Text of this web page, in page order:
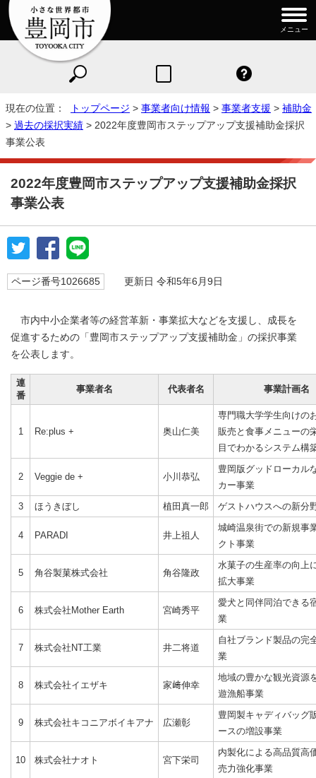
メニュー
現在の位置： トップページ > 事業者向け情報 > 事業者支援 > 補助金
> 過去の採択実績 > 2022年度豊岡市ステップアップ支援補助金採択
事業公表
2022年度豊岡市ステップアップ支援補助金採択
事業公表
ページ番号1026685 更新日 令和5年6月9日
市内中小企業者等の経営革新・事業拡大などを支援し、成長を
促進するための「豊岡市ステップアップ支援補助金」の採択事業
を公表します。
連
番
事業者名 代表者名 事業計画名
1 Re:plus + 奥山仁美
専門職大学学生向けの
販売と食事メニューの
目でわかるシステム構
2 Veggie de + 小川恭弘
豊岡版グッドローカル
カー事業
3
ほうきぼし 植田真一郎 ゲストハウスへの新分
4 PARADI 井上祖人
城崎温泉街での新規事
クト事業
5 角谷製菓株式会社 角谷隆政
水菓子の生産率の向上
拡大事業
6 株式会社Mother Earth 宮崎秀平
愛犬と同伴同泊できる
業
7 株式会社NT工業 井二将道
自社ブランド製品の完
業
8 株式会社イエザキ 家﨑伸幸
地域の豊かな観光資源
遊漁船事業
9 株式会社キコニアボイキアナ 広瀬彰
豊岡製キャディバッグ
ースの増設事業
10 株式会社ナオト 宮下栄司
内製化による高品質高
売力強化事業